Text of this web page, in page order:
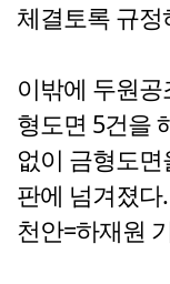
체결토록 규정
이밖에 두원
형도면 5건을
없이 금형도
판에 넘겨졌다
천안=하재원